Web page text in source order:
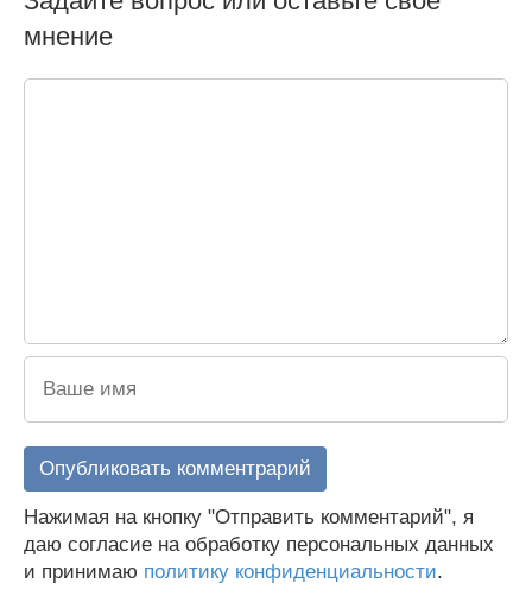
мнение
Нажимая на кнопку "Отправить комментарий", я
даю согласие на обработку персональных данных
и принимаю политику конфиденциальности.